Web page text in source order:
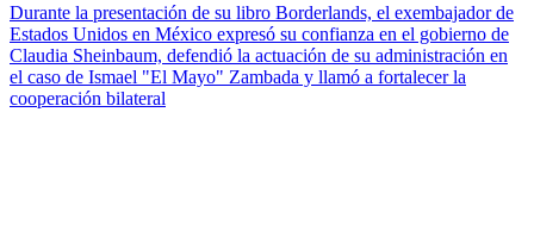
Durante la presentación de su libro Borderlands, el exembajador de
Estados Unidos en México expresó su confianza en el gobierno de
Claudia Sheinbaum, defendió la actuación de su administración en
el caso de Ismael "El Mayo" Zambada y llamó a fortalecer la
cooperación bilateral